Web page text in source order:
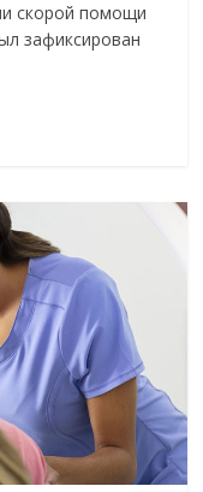
скорой помощи
зафиксирован